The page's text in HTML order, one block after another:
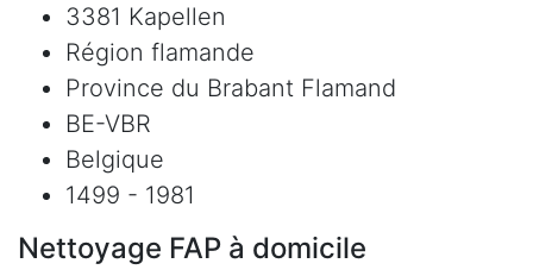
3381 Kapellen
Région flamande
Province du Brabant Flamand
BE-VBR
Belgique
1499 - 1981
Nettoyage FAP à domicile